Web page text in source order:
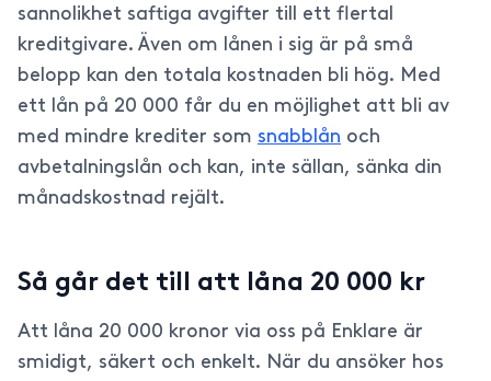
sannolikhet saftiga avgifter till ett flertal
kreditgivare. Även om lånen i sig är på små
belopp kan den totala kostnaden bli hög. Med
ett lån på 20 000 får du en möjlighet att bli av
med mindre krediter som snabblån och
avbetalningslån och kan, inte sällan, sänka din
månadskostnad rejält.
Så går det till att låna 20 000 kr
Att låna 20 000 kronor via oss på Enklare är
smidigt, säkert och enkelt. När du ansöker hos